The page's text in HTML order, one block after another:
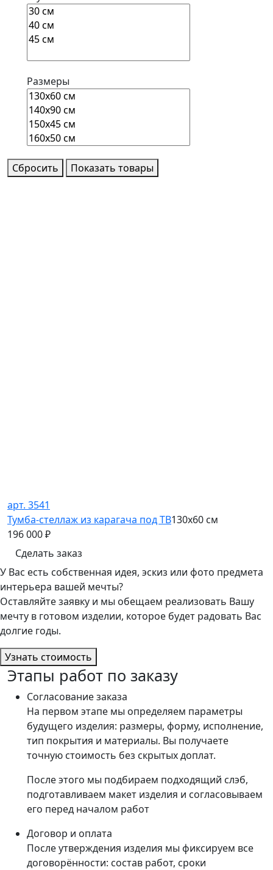
Размеры
Сбросить Показать товары
арт. 3541
Тумба-стеллаж из карагача под ТВ130х60 см
196 000₽
Сделать заказ
У Вас есть собственная идея, эскиз или фото предмета
интерьера вашей мечты?
Оставляйте заявку и мы обещаем реализовать Вашу
мечту в готовом изделии, которое будет радовать Вас
долгие годы.
Узнать стоимость
Этапы работ по заказу
Согласование заказа
На первом этапе мы определяем параметры
будущего изделия: размеры, форму, исполнение,
тип покрытия и материалы. Вы получаете
точную стоимость без скрытых доплат.
После этого мы подбираем подходящий слэб,
подготавливаем макет изделия и согласовываем
его перед началом работ
Договор и оплата
После утверждения изделия мы фиксируем все
договорённости: состав работ, сроки